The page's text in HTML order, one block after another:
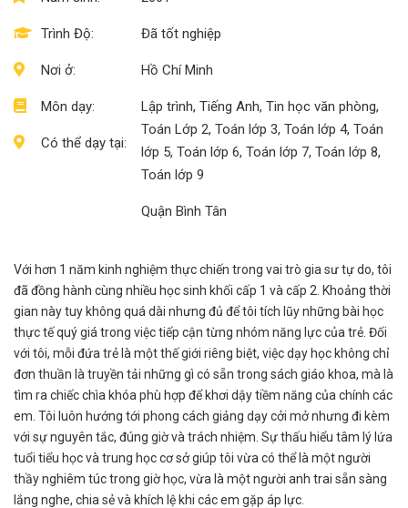
Trình Độ:
Nơi ở:
Môn dạy:
Có thể dạy tại:
Đã tốt nghiệp
Hồ Chí Minh
Lập trình, Tiếng Anh, Tin học văn phòng,
Toán Lớp 2, Toán lớp 3, Toán lớp 4, Toán
lớp 5, Toán lớp 6, Toán lớp 7, Toán lớp 8,
Toán lớp 9
Quận Bình Tân
Với hơn 1 năm kinh nghiệm thực chiến trong vai trò gia sư tự do, tôi
đã đồng hành cùng nhiều học sinh khối cấp 1 và cấp 2. Khoảng thời
gian này tuy không quá dài nhưng đủ để tôi tích lũy những bài học
thực tế quý giá trong việc tiếp cận từng nhóm năng lực của trẻ. Đối
với tôi, mỗi đứa trẻ là một thế giới riêng biệt, việc dạy học không chỉ
đơn thuần là truyền tải những gì có sẵn trong sách giáo khoa, mà là
tìm ra chiếc chìa khóa phù hợp để khơi dậy tiềm năng của chính các
em. Tôi luôn hướng tới phong cách giảng dạy cởi mở nhưng đi kèm
với sự nguyên tắc, đúng giờ và trách nhiệm. Sự thấu hiểu tâm lý lứa
tuổi tiểu học và trung học cơ sở giúp tôi vừa có thể là một người
thầy nghiêm túc trong giờ học, vừa là một người anh trai sẵn sàng
lắng nghe, chia sẻ và khích lệ khi các em gặp áp lực.